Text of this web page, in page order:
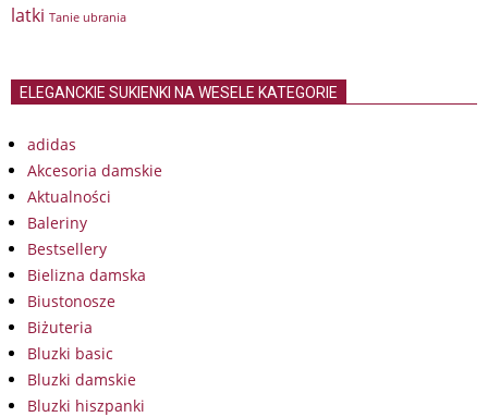
latki Tanie ubrania
ELEGANCKIE SUKIENKI NA WESELE KATEGORIE
adidas
Akcesoria damskie
Aktualności
Baleriny
Bestsellery
Bielizna damska
Biustonosze
Biżuteria
Bluzki basic
Bluzki damskie
Bluzki hiszpanki